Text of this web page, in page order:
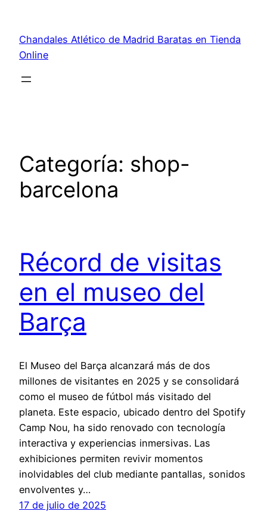
contenido
Chandales Atlético de Madrid Baratas en Tienda
Online
Categoría: shop-
barcelona
Récord de visitas
en el museo del
Barça
El Museo del Barça alcanzará más de dos
millones de visitantes en 2025 y se consolidará
como el museo de fútbol más visitado del
planeta. Este espacio, ubicado dentro del Spotify
Camp Nou, ha sido renovado con tecnología
interactiva y experiencias inmersivas. Las
exhibiciones permiten revivir momentos
inolvidables del club mediante pantallas, sonidos
envolventes y…
17 de julio de 2025